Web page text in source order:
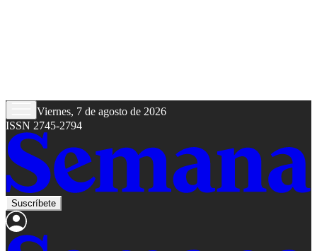
Viernes, 7 de agosto de 2026
ISSN 2745-2794
Suscríbete